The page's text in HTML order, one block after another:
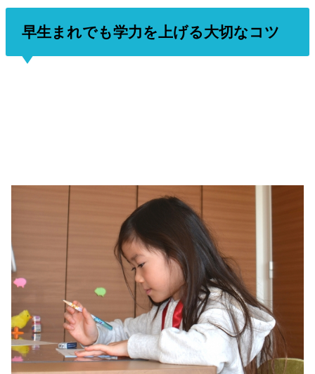
早生まれでも学力を上げる大切なコツ